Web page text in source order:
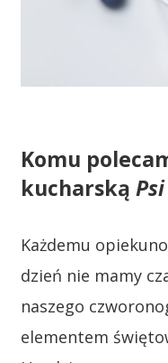
Komu
kucharską
Każdemu
dzień nie mamy
naszego
elementem